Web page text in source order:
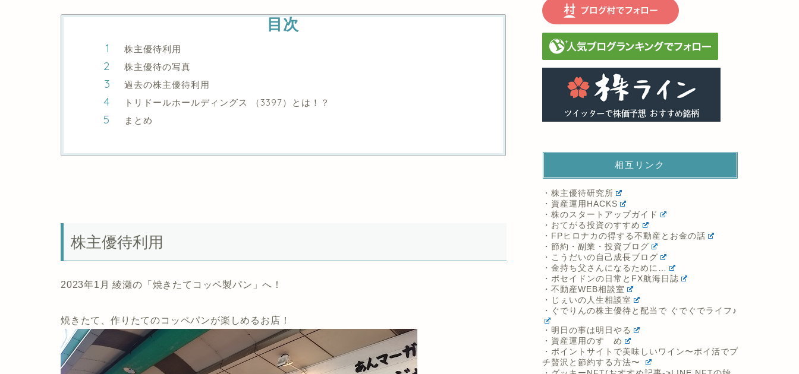
目次
株主優待利用
株主優待の写真
過去の株主優待利用
トリドールホールディングス （3397）とは！？
まとめ
株主優待利用
2023年1月 綾瀬の「焼きたてコッペ製パン」へ！
焼きたて、作りたてのコッペパンが楽しめるお店！
相互リンク
・株主優待研究所
・資産運用HACKS
・株のスタートアップガイド
・おてがる投資のすすめ
・FPヒロナカの得する不動産とお金の話
・節約・副業・投資ブログ
・こうだいの自己成長ブログ
・金持ち父さんになるために…
・ポセイドンの日常とFX航海日誌
・不動産WEB相談室
・じぇいの人生相談室
・ぐでりんの株主優待と配当で ぐでぐでライフ♪
・明日の事は明日やる
・資産運用のすゝめ
・ポイントサイトで美味しいワイン〜ポイ活でプ
チ贅沢と節約する方法〜